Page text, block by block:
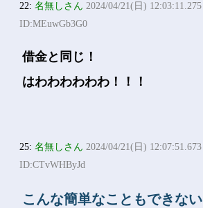
22:名無しさん 2024/04/21(日) 12:03:11.275
ID:MEuwGb3G0
借金と同じ！
はわわわわわわ！！！
25:名無しさん 2024/04/21(日) 12:07:51.673
ID:CTvWHByJd
こんな簡単なこともできない